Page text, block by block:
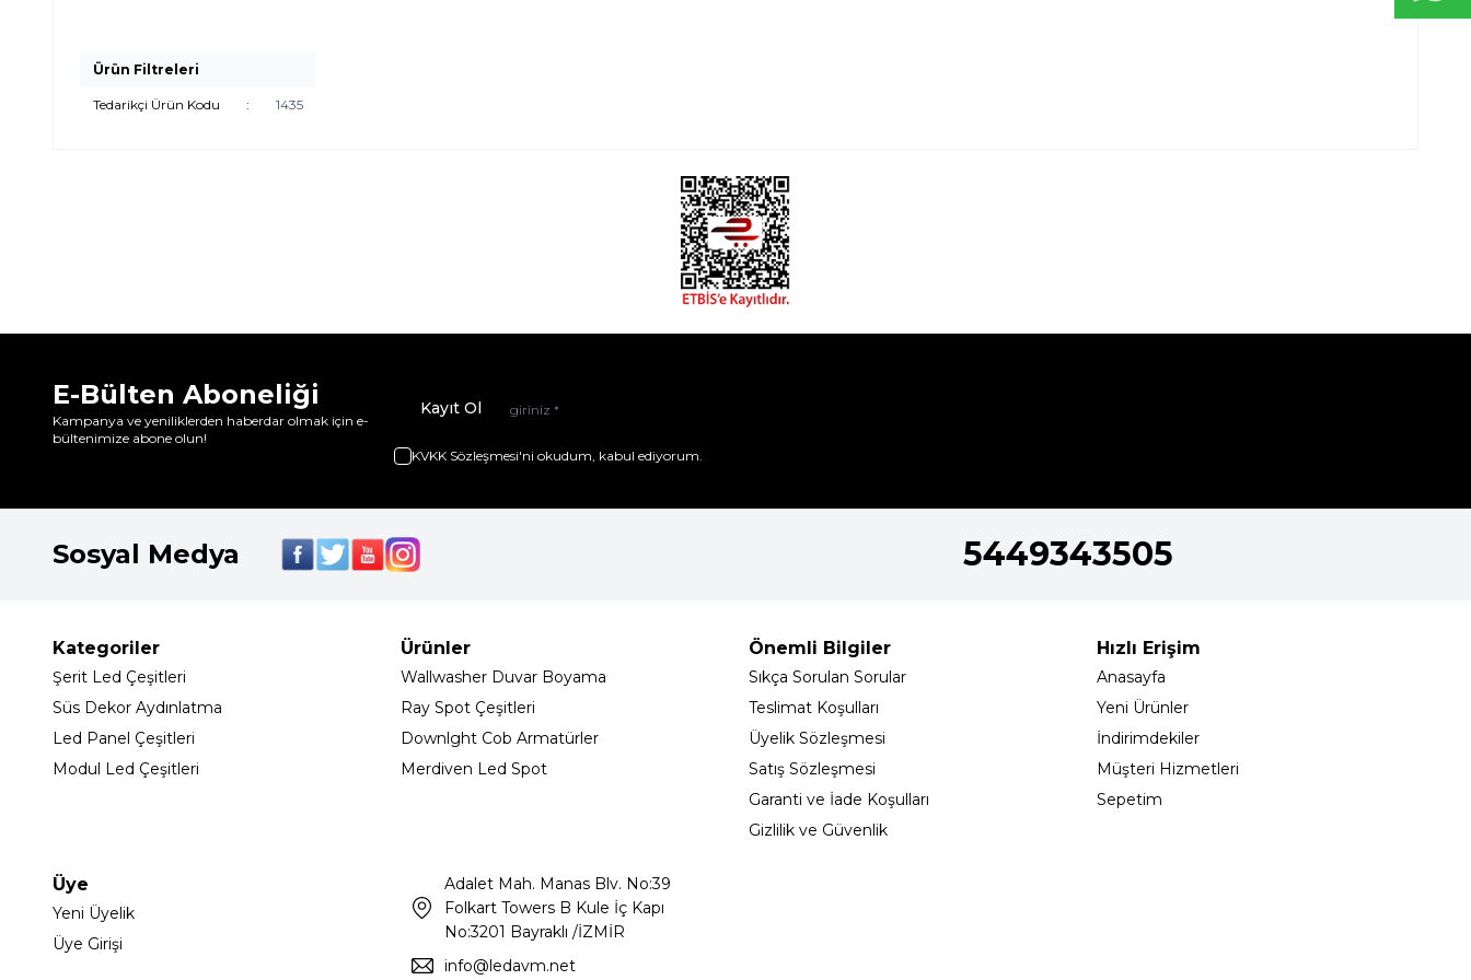
Ürün Filtreleri
Tedarikçi Ürün Kodu : 1435
E-Bülten Aboneliği
Kampanya ve yeniliklerden haberdar olmak için e-
bültenimize abone olun!
Kayıt Ol
KVKK Sözleşmesi'ni okudum, kabul ediyorum.
Sosyal Medya 5449343505
Kategoriler
Şerit Led Çeşitleri
Süs Dekor Aydınlatma
Led Panel Çeşitleri
Modul Led Çeşitleri
Ürünler
Wallwasher Duvar Boyama
Ray Spot Çeşitleri
Downlght Cob Armatürler
Merdiven Led Spot
Önemli Bilgiler
Sıkça Sorulan Sorular
Teslimat Koşulları
Üyelik Sözleşmesi
Satış Sözleşmesi
Garanti ve İade Koşulları
Gizlilik ve Güvenlik
Hızlı Erişim
Anasayfa
Yeni Ürünler
İndirimdekiler
Müşteri Hizmetleri
Sepetim
Üye
Yeni Üyelik
Üye Girişi
Adalet Mah. Manas Blv. No:39
Folkart Towers B Kule İç Kapı
No:3201 Bayraklı /İZMİR
info@ledavm.net